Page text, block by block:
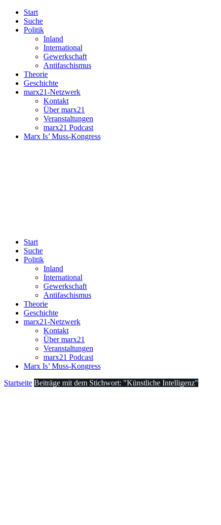
Start
Suche
Politik
Inland
International
Gewerkschaft
Antifaschismus
Theorie
Geschichte
marx21-Netzwerk
Kontakt
Über marx21
Veranstaltungen
marx21 Podcast
Marx Is’ Muss-Kongress
Start
Suche
Politik
Inland
International
Gewerkschaft
Antifaschismus
Theorie
Geschichte
marx21-Netzwerk
Kontakt
Über marx21
Veranstaltungen
marx21 Podcast
Marx Is’ Muss-Kongress
Startseite Beiträge mit dem Stichwort: "Künstliche Intelligenz"